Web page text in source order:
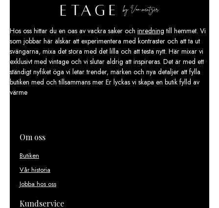
Hos oss hittar du en oas av vackra saker och inredning till hemmet. Vi
som jobbar här älskar att experimentera med kontraster och att ta ut
svängarna, mixa det stora med det lilla och att testa nytt. Här mixar vi
exklusivt med vintage och vi slutar aldrig att inspireras. Det är med ett
ständigt nyfiket öga vi letar trender, märken och nya detaljer att fylla
butiken med och tillsammans mer Er lyckas vi skapa en butik fylld av
värme
Om oss
Butiken
Vår historia
Jobba hos oss
Kundservice